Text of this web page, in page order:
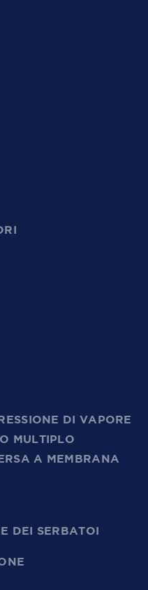
DI VAPORE
MULTIPLO
A MEMBRANA
DEI SERBATOI